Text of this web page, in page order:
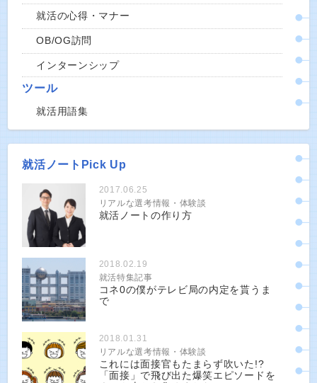
就活の心得・マナー
OB/OG訪問
インターンシップ
ツール
就活用語集
就活ノートPick Up
2017.06.25
リアルな選考情報・体験談
就活ノートの作り方
2018.02.19
就活特集記事
コネ0の僕がテレビ局の内定を貰うま
で
2018.01.31
リアルな選考情報・体験談
これには面接官もたまらず吹いた!?
「面接」で飛び出た爆笑エピソードを